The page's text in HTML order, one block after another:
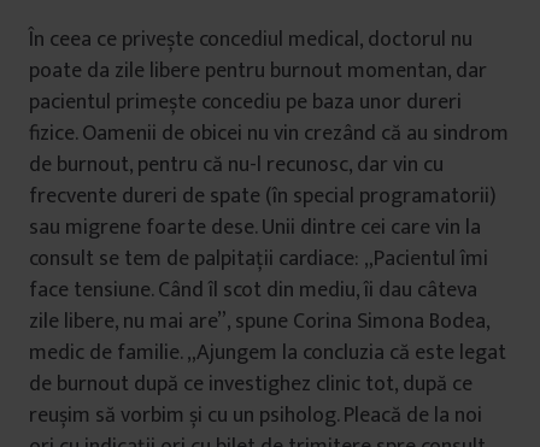
În ceea ce privește concediul medical, doctorul nu
poate da zile libere pentru burnout momentan, dar
pacientul primește concediu pe baza unor dureri
fizice. Oamenii de obicei nu vin crezând că au sindrom
de burnout, pentru că nu-l recunosc, dar vin cu
frecvente dureri de spate (în special programatorii)
sau migrene foarte dese. Unii dintre cei care vin la
consult se tem de palpitații cardiace: „Pacientul îmi
face tensiune. Când îl scot din mediu, îi dau câteva
zile libere, nu mai are”, spune Corina Simona Bodea,
medic de familie. „Ajungem la concluzia că este legat
de burnout după ce investighez clinic tot, după ce
reușim să vorbim și cu un psiholog. Pleacă de la noi